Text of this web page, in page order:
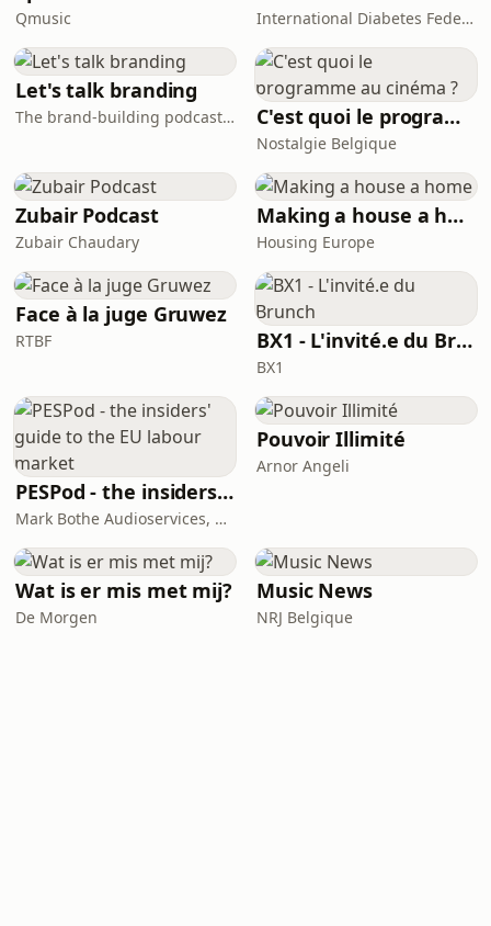
médecin généraliste ? quelles sont les
dans leur pratique quotidienne ?
Qu&#39;est-ce qu&#39;un cercle de
médecine générale e
Qmusic International Diabetes Federation
Let's talk branding
The brand-building podcast by Stef Hamerlinck C'est quoi le programme au cinéma ?
Nostalgie Belgique
Zubair Podcast
Zubair Chaudary
Making a house a home
Housing Europe
Face à la juge Gruwez
RTBF BX1 - L'invité.e du Brunch
BX1
PESPod - the insiders' guide to the EU labour market
Mark Bothe Audioservices, European PES Network, David Poyser
Pouvoir Illimité
Arnor Angeli
Wat is er mis met mij?
De Morgen
Music News
NRJ Belgique